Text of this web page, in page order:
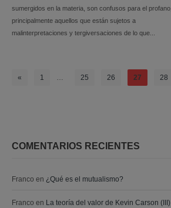
sumergidos en la materia, son confusos para el profano,
principalmente aquellos que están sujetos a
malinterpretaciones y tergiversaciones de lo que...
« 1 … 25 26 27 28
COMENTARIOS RECIENTES
Franco en ¿Qué es el mutualismo?
Franco en La teoría del valor de Kevin Carson (III)